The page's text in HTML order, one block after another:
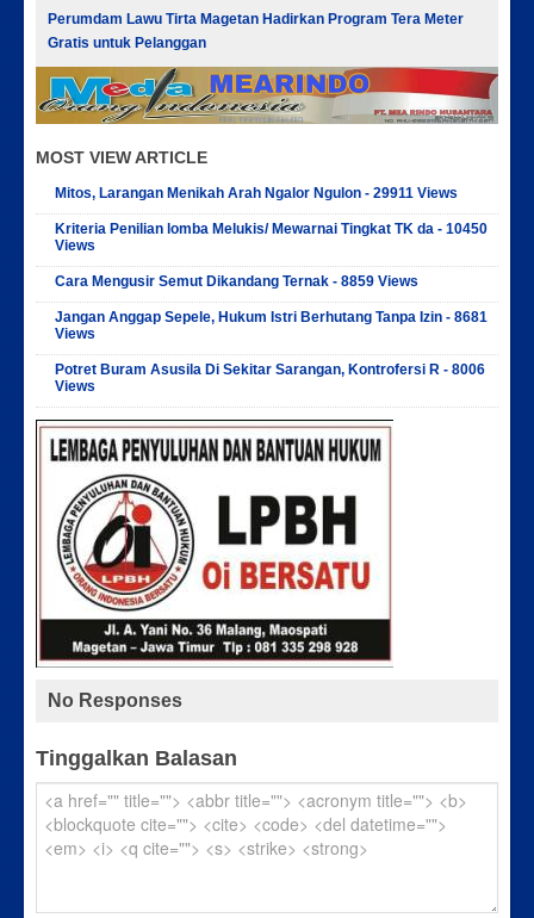
Perumdam Lawu Tirta Magetan Hadirkan Program Tera Meter
Gratis untuk Pelanggan
MOST VIEW ARTICLE
Mitos, Larangan Menikah Arah Ngalor Ngulon - 29911 Views
Kriteria Penilian lomba Melukis/ Mewarnai Tingkat TK da - 10450
Views
Cara Mengusir Semut Dikandang Ternak - 8859 Views
Jangan Anggap Sepele, Hukum Istri Berhutang Tanpa Izin - 8681
Views
Potret Buram Asusila Di Sekitar Sarangan, Kontrofersi R - 8006
Views
No Responses
Tinggalkan Balasan